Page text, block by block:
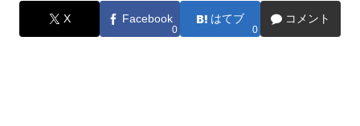
X Facebook
0
はてブ
0
コメント